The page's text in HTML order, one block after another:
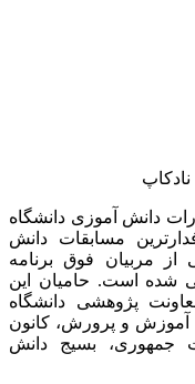
دانش آموزی دانشگاه
مسابقات دانش
مربیان فوق برنامه
شده است. حامیان این
پژوهشی دانشگاه
و پرورش، کانون
جمهوری، بسیج دانش